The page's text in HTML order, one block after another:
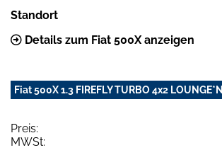
Standort
Details zum Fiat 500X anzeigen
Fiat 500X 1.3 FIREFLY TURBO 4x2
Preis:
MWSt: